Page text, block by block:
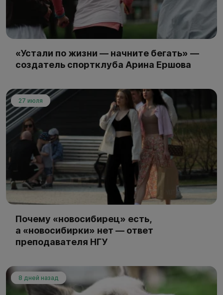
«Устали по жизни — начните бегать» —
создатель спортклуба Арина Ершова
27 июля
Почему «новосибирец» есть,
а «новосибирки» нет — ответ
преподавателя НГУ
8 дней назад